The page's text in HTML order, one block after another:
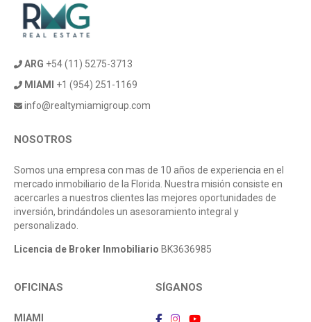
ARG +54 (11) 5275-3713
MIAMI +1 (954) 251-1169
info@realtymiamigroup.com
NOSOTROS
Somos una empresa con mas de 10 años de experiencia en el
mercado inmobiliario de la Florida. Nuestra misión consiste en
acercarles a nuestros clientes las mejores oportunidades de
inversión, brindándoles un asesoramiento integral y
personalizado.
Licencia de Broker Inmobiliario BK3636985
OFICINAS
MIAMI
SÍGANOS